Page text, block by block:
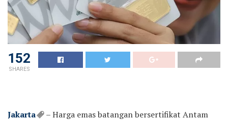
152
SHARES
Jakarta
– Harga emas batangan bersertifikat Antam